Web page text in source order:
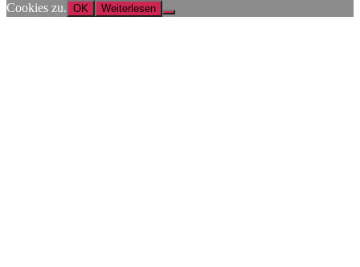
Cookies zu. OK Weiterlesen